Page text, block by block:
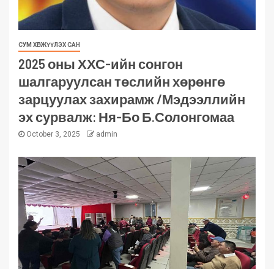
СУМ ХӨГЖҮҮЛЭХ САН
2025 оны ХХС-ийн сонгон
шалгаруулсан төслийн хөрөнгө
зарцуулах захирамж /Мэдээллийн
эх сурвалж: Ня-Бо Б.Солонгомаа
October 3, 2025 admin